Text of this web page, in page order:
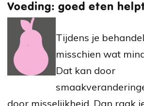
Voeding: goed eten
Tijdens je
misschien wat
Dat kan door
door misselijkheid. Dan raak